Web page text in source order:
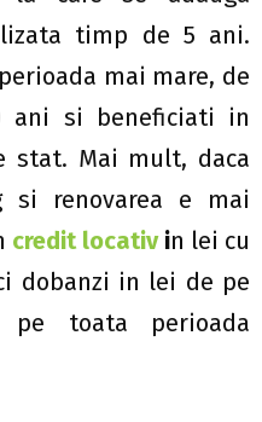
timp de 5 ani.
mai mare, de
ani si beneficiati in
stat. Mai mult, daca
renovarea e mai
credit locativ in lei cu
dobanzi in lei de pe
toata perioada